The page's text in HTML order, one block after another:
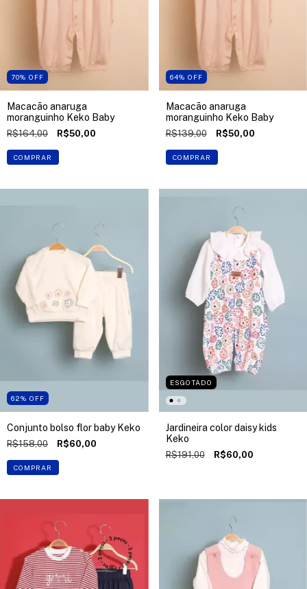
70% OFF
Macacão anaruga
moranguinho Keko Baby
R$164,00 R$50,00
COMPRAR
64% OFF
Macacão anaruga
moranguinho Keko Baby
R$139,00 R$50,00
COMPRAR
62% OFF
Conjunto bolso flor baby Keko
R$158,00 R$60,00
COMPRAR
ESGOTADO
Jardineira color daisy kids
Keko
R$191,00 R$60,00